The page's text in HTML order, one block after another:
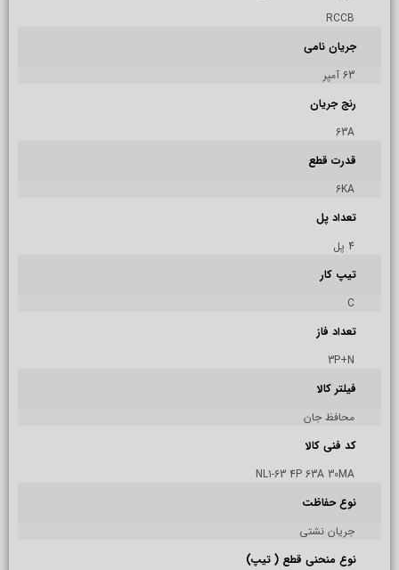
RCCB
جریان نامی
63 آمپر
رنج جریان
63A
قدرت قطع
6KA
تعداد پل
4 پل
تیپ کار
C
تعداد فاز
3P+N
فیلتر کالا
محافظ جان
کد فنی کالا
NL1-63 4P 63A 30MA
نوع حفاظت
جریان نشتی
نوع منحنی قطع ( تیپ)